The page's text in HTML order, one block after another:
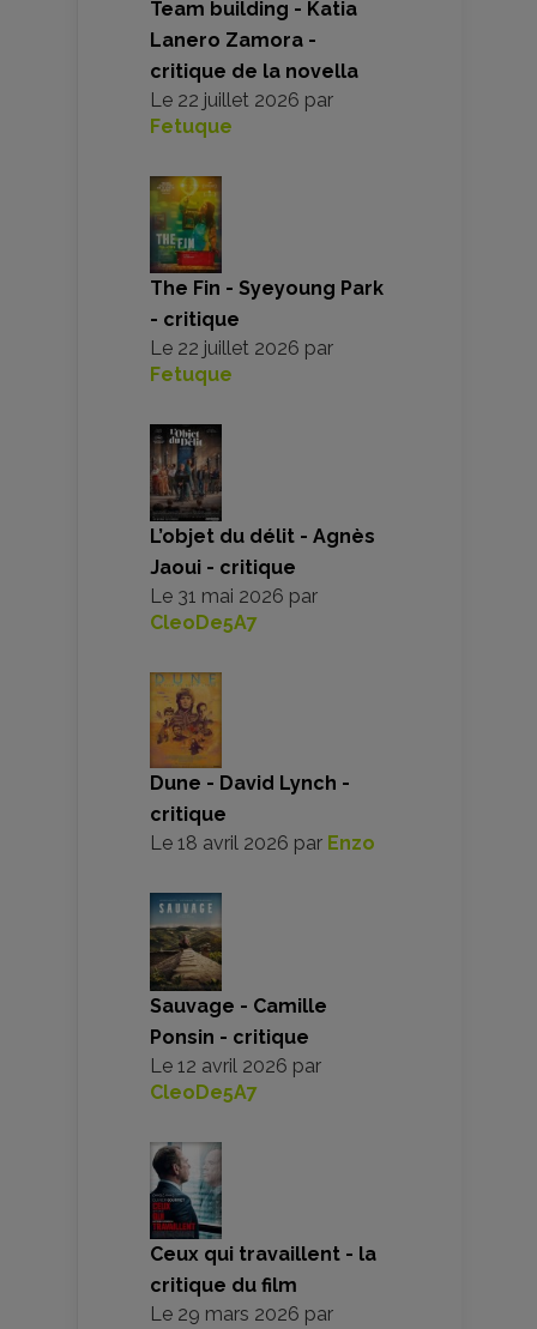
Team building - Katia
Lanero Zamora -
critique de la novella
Le 22 juillet 2026 par
Fetuque
The Fin - Syeyoung Park
- critique
Le 22 juillet 2026 par
Fetuque
L’objet du délit - Agnès
Jaoui - critique
Le 31 mai 2026 par
CleoDe5A7
Dune - David Lynch -
critique
Le 18 avril 2026 par Enzo
Sauvage - Camille
Ponsin - critique
Le 12 avril 2026 par
CleoDe5A7
Ceux qui travaillent - la
critique du film
Le 29 mars 2026 par